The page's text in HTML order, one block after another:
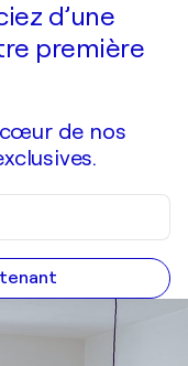
d’une
première
de nos